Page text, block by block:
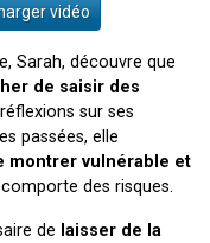
vidéo
Sarah, découvre que
de saisir des
sur ses
passées, elle
montrer vulnérable et
des risques.
de laisser de la